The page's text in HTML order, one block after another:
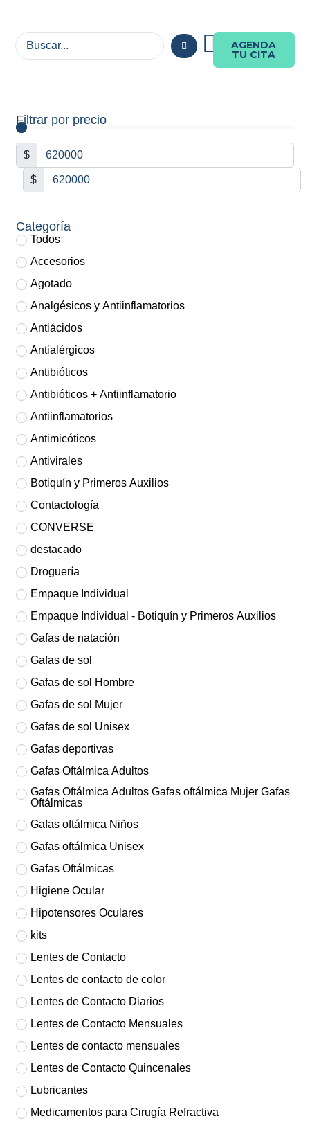
AGENDA
TU CITA
Filtrar por precio
$
$
Categoría
Todos
Accesorios
Agotado
Analgésicos y Antiinflamatorios
Antiácidos
Antialérgicos
Antibióticos
Antibióticos + Antiinflamatorio
Antiinflamatorios
Antimicóticos
Antivirales
Botiquín y Primeros Auxilios
Contactología
CONVERSE
destacado
Droguería
Empaque Individual
Empaque Individual - Botiquín y Primeros Auxilios
Gafas de natación
Gafas de sol
Gafas de sol Hombre
Gafas de sol Mujer
Gafas de sol Unisex
Gafas deportivas
Gafas Oftálmica Adultos
Gafas Oftálmica Adultos Gafas oftálmica Mujer Gafas
Oftálmicas
Gafas oftálmica Niños
Gafas oftálmica Unisex
Gafas Oftálmicas
Higiene Ocular
Hipotensores Oculares
kits
Lentes de Contacto
Lentes de contacto de color
Lentes de Contacto Diarios
Lentes de Contacto Mensuales
Lentes de contacto mensuales
Lentes de Contacto Quincenales
Lubricantes
Medicamentos para Cirugía Refractiva